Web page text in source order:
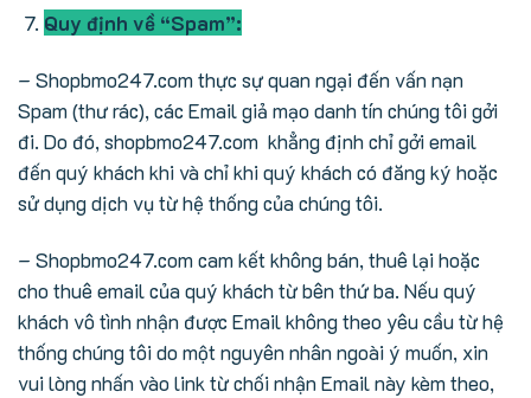
Quy định về “Spam”:
– Shopbmo247.com thực sự quan ngại đến vấn nạn
Spam (thư rác), các Email giả mạo danh tín chúng tôi gởi
đi. Do đó, shopbmo247.com khẳng định chỉ gởi email
đến quý khách khi và chỉ khi quý khách có đăng ký hoặc
sử dụng dịch vụ từ hệ thống của chúng tôi.
– Shopbmo247.com cam kết không bán, thuê lại hoặc
cho thuê email của quý khách từ bên thứ ba. Nếu quý
khách vô tình nhận được Email không theo yêu cầu từ hệ
thống chúng tôi do một nguyên nhân ngoài ý muốn, xin
vui lòng nhấn vào link từ chối nhận Email này kèm theo,